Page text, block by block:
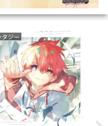
バルホラー